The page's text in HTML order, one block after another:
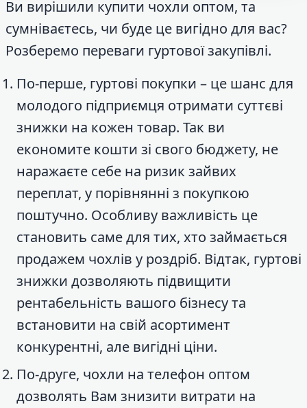
Ви вирішили купити чохли оптом, та
сумніваєтесь, чи буде це вигідно для вас?
Розберемо переваги гуртової закупівлі.
По-перше, гуртові покупки – це шанс для
молодого підприємця отримати суттєві
знижки на кожен товар. Так ви
економите кошти зі свого бюджету, не
наражаєте себе на ризик зайвих
переплат, у порівнянні з покупкою
поштучно. Особливу важливість це
становить саме для тих, хто займається
продажем чохлів у роздріб. Відтак, гуртові
знижки дозволяють підвищити
рентабельність вашого бізнесу та
встановити на свій асортимент
конкурентні, але вигідні ціни.
По-друге, чохли на телефон оптом
дозволять Вам знизити витрати на